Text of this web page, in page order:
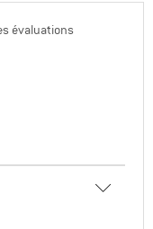
évaluations